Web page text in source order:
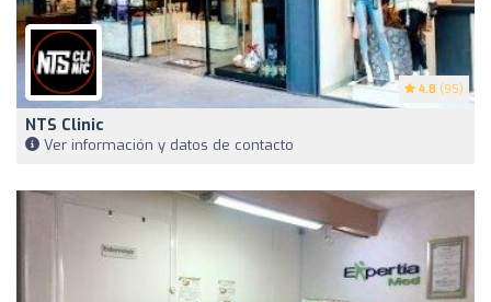
4.8 (95)
NTS Clinic
Ver información y datos de contacto